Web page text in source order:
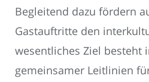
Begleitend dazu fördern
Gastauftritte den
wesentliches Ziel besteht
gemeinsamer Leitlinien